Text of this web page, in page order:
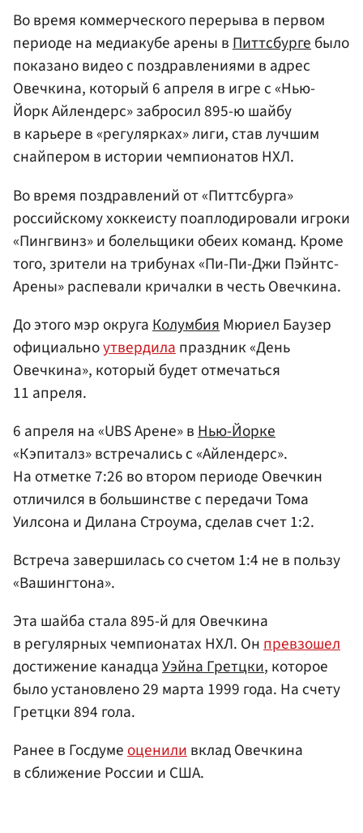
Во время коммерческого перерыва в первом
периоде на медиакубе арены вПиттсбургебыло
показано видео с поздравлениями в адрес
Овечкина, который 6 апреля в игре с «Нью-
Йорк Айлендерс» забросил 895-ю шайбу
в карьере в «регулярках» лиги, став лучшим
снайпером в истории чемпионатов НХЛ.
Во время поздравлений от «Питтсбурга»
российскому хоккеисту поаплодировали игроки
«Пингвинз» и болельщики обеих команд. Кроме
того, зрители на трибунах «Пи-Пи-Джи Пэйнтс-
Арены» распевали кричалки в честь Овечкина.
До этого мэр округаКолумбияМюриел Баузер
официальноутвердилапраздник «День
Овечкина», который будет отмечаться
11 апреля.
6 апреля на «UBS Арене» вНью-Йорке
«Кэпиталз» встречались с «Айлендерс».
На отметке 7:26 во втором периоде Овечкин
отличился в большинстве с передачи Тома
Уилсона и Дилана Строума, сделав счет 1:2.
Встреча завершилась со счетом 1:4 не в пользу
«Вашингтона».
Эта шайба стала 895-й для Овечкина
в регулярных чемпионатах НХЛ. Онпревзошел
достижение канадцаУэйна Гретцки, которое
было установлено 29 марта 1999 года. На счету
Гретцки 894 гола.
Ранее в Госдумеоцениливклад Овечкина
в сближение России и США.